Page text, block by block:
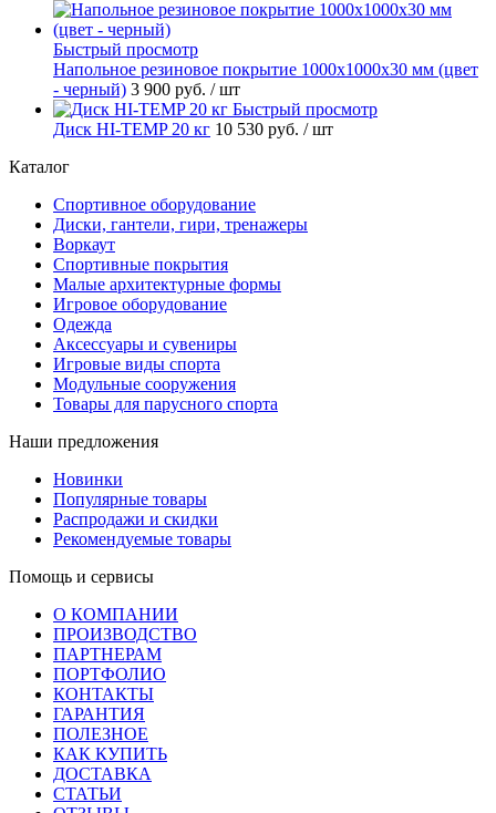
Быстрый просмотр
Напольное резиновое покрытие 1000х1000х30 мм (цвет
- черный) 3 900 руб. / шт
Быстрый просмотр
Диск HI-TEMP 20 кг 10 530 руб. / шт
Каталог
Спортивное оборудование
Диски, гантели, гири, тренажеры
Воркаут
Спортивные покрытия
Малые архитектурные формы
Игровое оборудование
Одежда
Аксессуары и сувениры
Игровые виды спорта
Модульные сооружения
Товары для парусного спорта
Наши предложения
Новинки
Популярные товары
Распродажи и скидки
Рекомендуемые товары
Помощь и сервисы
О КОМПАНИИ
ПРОИЗВОДСТВО
ПАРТНЕРАМ
ПОРТФОЛИО
КОНТАКТЫ
ГАРАНТИЯ
ПОЛЕЗНОЕ
КАК КУПИТЬ
ДОСТАВКА
СТАТЬИ